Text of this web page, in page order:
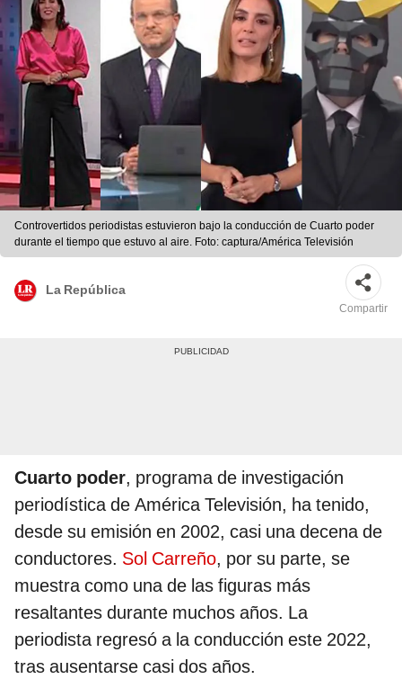
Controvertidos periodistas estuvieron bajo la conducción de Cuarto poder
durante el tiempo que estuvo al aire. Foto: captura/América Televisión
La República
Compartir
Cuarto poder, programa de investigación
periodística de América Televisión, ha tenido,
desde su emisión en 2002, casi una decena de
conductores. Sol Carreño, por su parte, se
muestra como una de las figuras más
resaltantes durante muchos años. La
periodista regresó a la conducción este 2022,
tras ausentarse casi dos años.